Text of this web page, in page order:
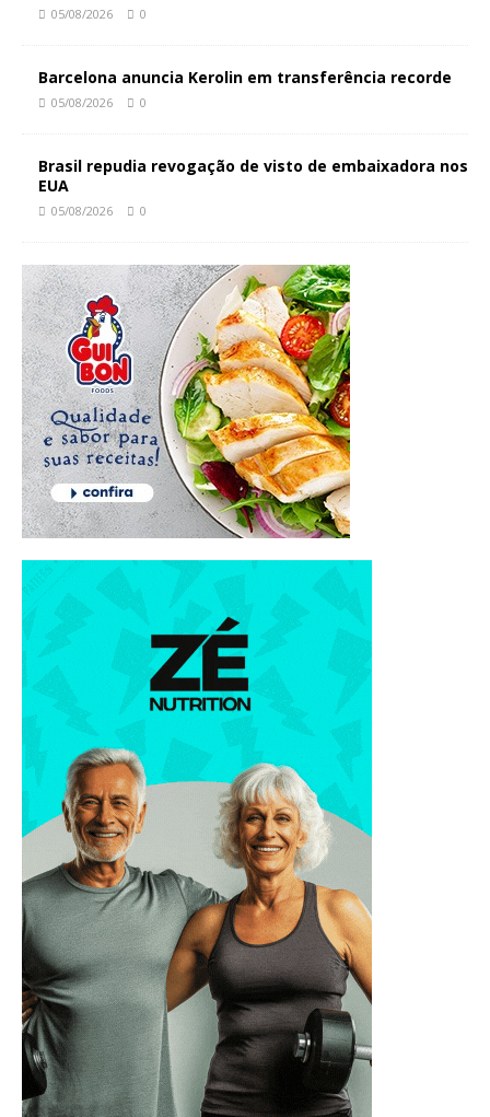
05/08/2026 0
Barcelona anuncia Kerolin em transferência recorde
05/08/2026 0
Brasil repudia revogação de visto de embaixadora nos
EUA
05/08/2026 0